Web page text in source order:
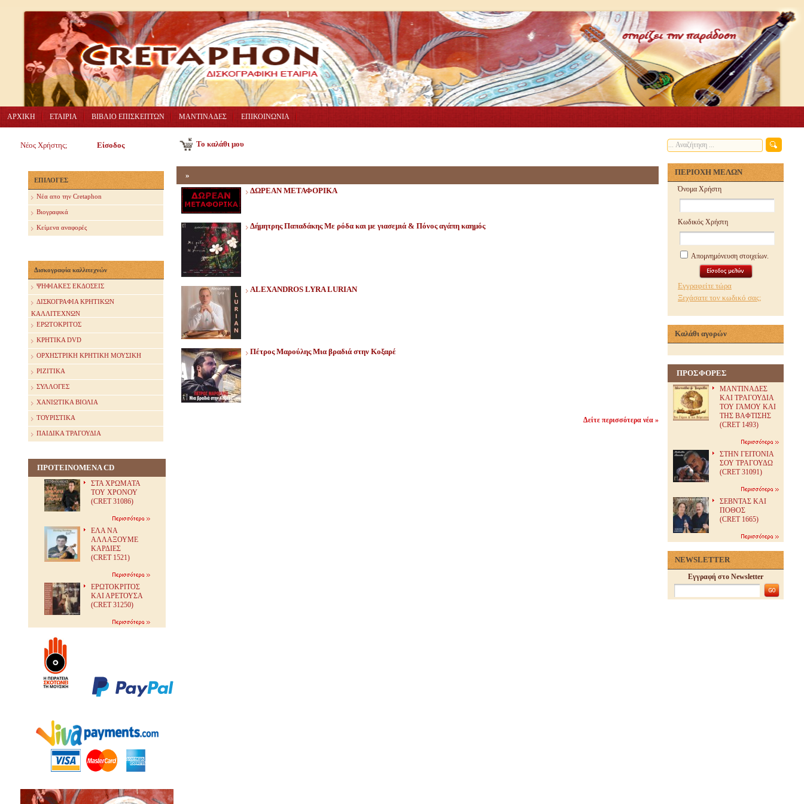
ΑΡΧΙΚΗ ΕΤΑΙΡΙΑ ΒΙΒΛΙΟ ΕΠΙΣΚΕΠΤΩΝ ΜΑΝΤΙΝΑΔΕΣ ΕΠΙΚΟΙΝΩΝΙΑ
Νέος Χρήστης; Είσοδος Το καλάθι μου
ΕΠΙΛΟΓΕΣ
Nέα απο την Cretaphon
Βιογραφικά
Κείμενα αναφορές
Δισκογραφία καλλιτεχνών
ΨΗΦΙΑΚΕΣ ΕΚΔΟΣΕΙΣ
ΔΙΣΚΟΓΡΑΦΙΑ ΚΡΗΤΙΚΩΝ
ΚΑΛΛΙΤΕΧΝΩΝ
ΕΡΩΤΟΚΡΙΤΟΣ
ΚΡΗΤΙΚΑ DVD
ΟΡΧΗΣΤΡΙΚΗ ΚΡΗΤΙΚΗ ΜΟΥΣΙΚΗ
ΡΙΖΙΤΙΚΑ
ΣΥΛΛΟΓΕΣ
ΧΑΝΙΩΤΙΚΑ ΒΙΟΛΙΑ
ΤΟΥΡΙΣΤΙΚΑ
ΠΑΙΔΙΚΑ ΤΡΑΓΟΥΔΙΑ
ΠΡΟΤΕΙΝΟΜΕΝΑ CD
ΣΤΑ ΧΡΩΜΑΤΑ
ΤΟΥ ΧΡΟΝΟΥ
(CRET 31086)
ΕΛΑ ΝΑ
ΑΛΛΑΞΟΥΜΕ
ΚΑΡΔΙΕΣ
(CRET 1521)
ΕΡΩΤΟΚΡΙΤΟΣ
ΚΑΙ ΑΡΕΤΟΥΣΑ
(CRET 31250)
»
ΔΩΡΕΑΝ ΜΕΤΑΦΟΡΙΚΑ
Δήμητρης Παπαδάκης Με ρόδα και με γιασεμιά & Πόνος αγάπη καημός
ALEXANDROS LYRA LURIAN
Πέτρος Μαρούλης Μια βραδιά στην Κοξαρέ
Δείτε περισσότερα νέα »
ΠΕΡΙΟΧΗ ΜΕΛΩΝ
Όνομα Χρήστη
Κωδικός Χρήστη
Απομνημόνευση στοιχείων.
Εγγραφείτε τώρα
Ξεχάσατε τον κωδικό σας;
Καλάθι αγορών
ΠΡΟΣΦΟΡΕΣ
ΜΑΝΤΙΝΑΔΕΣ
ΚΑΙ ΤΡΑΓΟΥΔΙΑ
ΤΟΥ ΓΑΜΟΥ ΚΑΙ
ΤΗΣ ΒΑΦΤΙΣΗΣ
(CRET 1493)
ΣΤΗΝ ΓΕΙΤΟΝΙΑ
ΣΟΥ ΤΡΑΓΟΥΔΩ
(CRET 31091)
ΣΕΒΝΤΑΣ ΚΑΙ
ΠΟΘΟΣ
(CRET 1665)
NEWSLETTER
Εγγραφή στο Newsletter